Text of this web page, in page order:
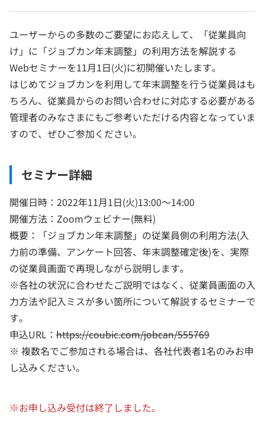
ユーザーからの多数のご要望にお応えして、「従業員向
け」に「ジョブカン年末調整」の利用方法を解説する
Webセミナーを11月1日(火)に初開催いたします。
はじめてジョブカンを利用して年末調整を行う従業員はも
ちろん、従業員からのお問い合わせに対応する必要がある
管理者のみなさまにもご参考いただける内容となっていま
すので、ぜひご参加ください。
セミナー詳細
開催日時：2022年11月1日(火)13:00～14:00
開催方法：Zoomウェビナー(無料)
概要：「ジョブカン年末調整」の従業員側の利用方法(入
力前の準備、アンケート回答、年末調整確定後)を、実際
の従業員画面で再現しながら説明します。
※各社の状況に合わせたご説明ではなく、従業員画面の入
力方法や記入ミスが多い箇所について解説するセミナーで
す。
申込URL： https://coubic.com/jobcan/555769
※ 複数名でご参加される場合は、各社代表者1名のみお申
し込みください。
※お申し込み受付は終了しました。